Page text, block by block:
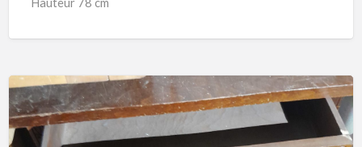
Petite
commode